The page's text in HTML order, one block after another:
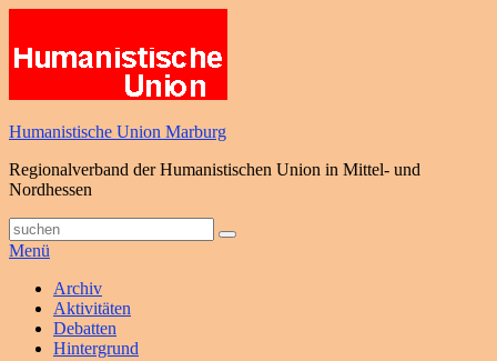
springen
Humanistische Union Marburg
Regionalverband der Humanistischen Union in Mittel- und
Nordhessen
Suche
nach:
Suchen
Menü
Primäres
Menü
Archiv
Aktivitäten
Debatten
Hintergrund